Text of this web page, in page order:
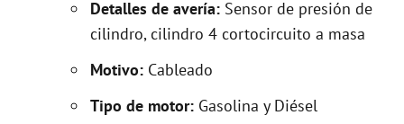
Detalles de avería: Sensor de presión de
cilindro, cilindro 4 cortocircuito a masa
Motivo: Cableado
Tipo de motor: Gasolina y Diésel